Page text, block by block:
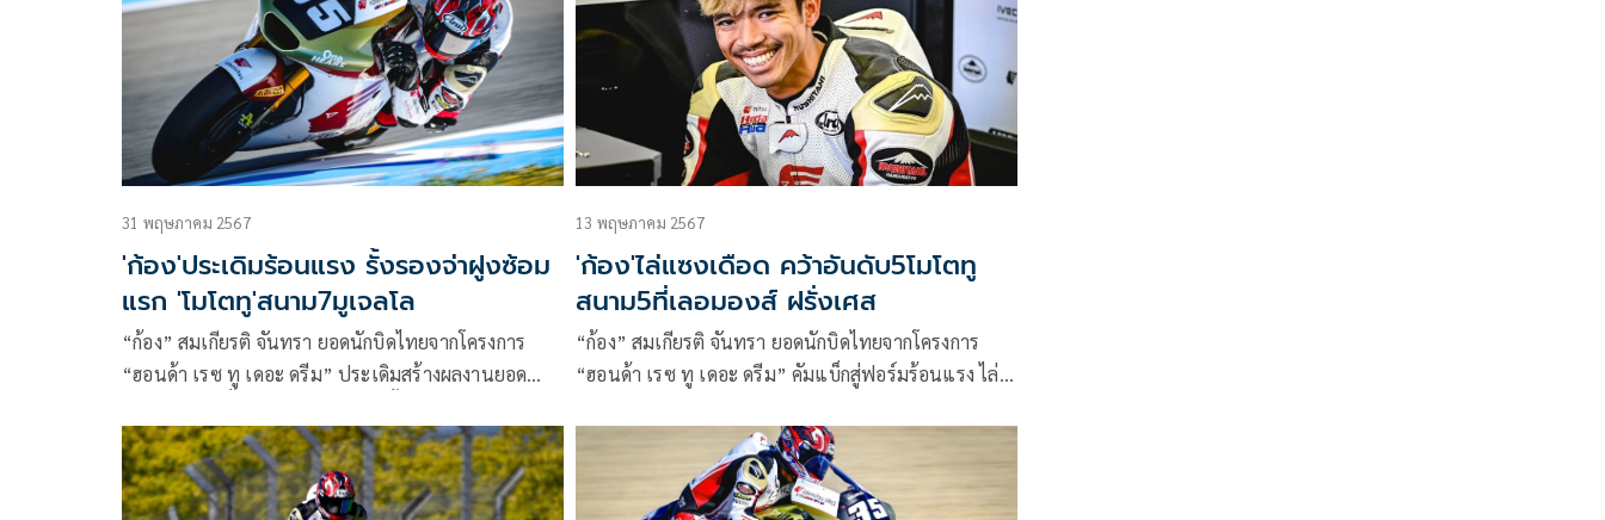
มันส์ที่ ทีที เซอร์กิต แอสเซ่น ประเทศเนเธอร์แลนด์
ธัชกร บัวศรี ดาวรุ่งรุ่นน้องบีบระยะหากลุ่มหน้า จบวันแรก
ในอันดับ 24 ของ โมโตทรี เวิลด์ แชมเปี้ยนชิพ ก่อนลุ้น
สร้างผลงานสุดสัปดาห์นี้ ที่ ทีที เซอร์กิต แอสเซ่น
ประเทศเนเธอร์แลนด์
31 พฤษภาคม 2567
'ก้อง'ประเดิมร้อนแรง รั้งรองจ่าฝูงซ้อม
แรก 'โมโตทู'สนาม7มูเจลโล
“ก้อง” สมเกียรติ จันทรา ยอดนักบิดไทยจากโครงการ
“ฮอนด้า เรซ ทู เดอะ ดรีม” ประเดิมสร้างผลงานยอด
เวิลด์ แชมเปี้ยนชิพ 2024 สนาม 7 รายการ อิตาเลียน
กรังด์ปรีซ์ ด้วยเวลาต่อรอบ 1 นาที 51.380 วินาที ตาม
หลังหัวแถวอย่างเพียง 0.069 วินาทีเท่านั้น ก่อนเดินหน้า
13 พฤษภาคม 2567
'ก้อง'ไล่แซงเดือด คว้าอันดับ5โมโตทู
สนาม5ที่เลอมองส์ ฝรั่งเศส
“ก้อง” สมเกียรติ จันทรา ยอดนักบิดไทยจากโครงการ
“ฮอนด้า เรซ ทู เดอะ ดรีม” คัมแบ็กสู่ฟอร์มร้อนแรง ไล่
ในศึก โมโตทู เวิลด์ แชมเปี้ยนชิพ 2024 สนาม 5 รายการ
เฟรนช์ กรังด์ปรีซ์ หลังจบเรซสุดเข้มข้นเมื่อวันอาทิตย์ที่
ผ่านมา ที่ เลอมองส์ เซอร์กิต ประเทศฝรั่งเศส